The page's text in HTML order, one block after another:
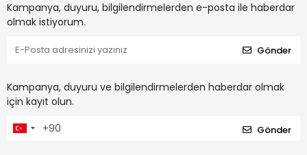
Kampanya, duyuru, bilgilendirmelerden e-posta ile haberdar
olmak istiyorum.
Gönder
Kampanya, duyuru ve bilgilendirmelerden haberdar olmak
için kayıt olun.
Gönder